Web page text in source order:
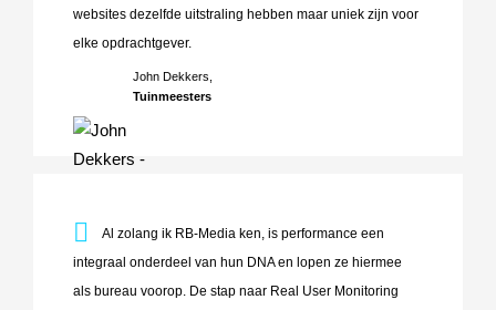
John Dekkers,
Tuinmeesters
websites dezelfde uitstraling hebben maar uniek zijn voor
elke opdrachtgever.
Al zolang ik RB-Media ken, is performance een
integraal onderdeel van hun DNA en lopen ze hiermee
als bureau voorop. De stap naar Real User Monitoring
Al zolang ik RB-Media ken, is performance een integraal